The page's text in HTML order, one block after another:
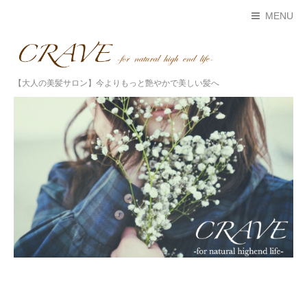
MENU
【大人の美髪サロン】今よりもっと艶やかで美しい髪へ